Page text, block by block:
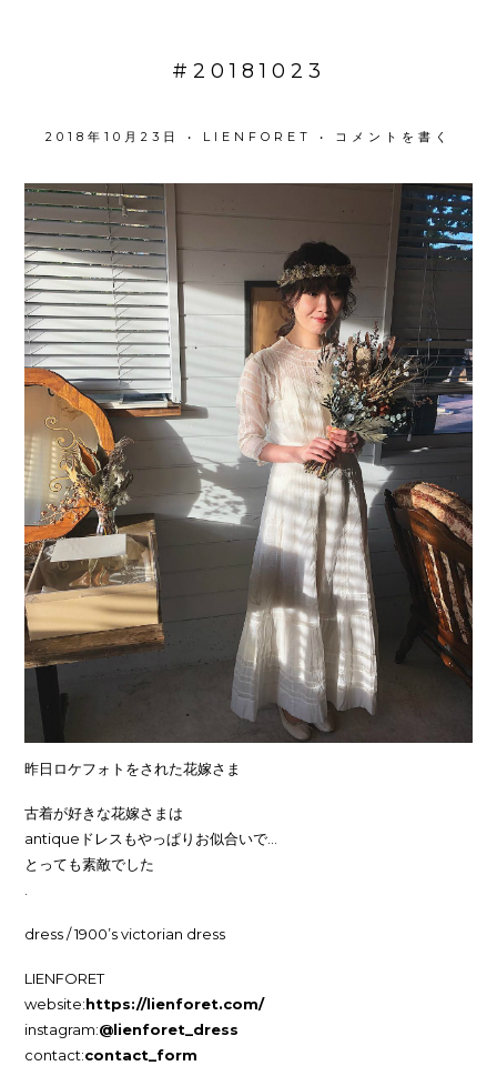
#20181023
2018年10月23日 • LIENFORET • コメントを書く
昨日ロケフォトをされた花嫁さま
古着が好きな花嫁さまは
antiqueドレスもやっぱりお似合いで…
とっても素敵でした
dress / 1900’s victorian dress
LIENFORET
website:https://lienforet.com/
instagram:@lienforet_dress
contact:contact_form